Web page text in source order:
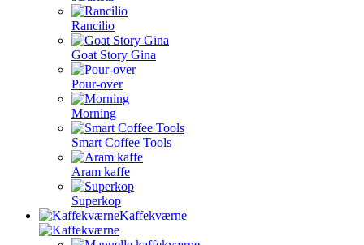
Rancilio
Goat Story Gina
Pour-over
Morning
Smart Coffee Tools
Aram kaffe
Superkop
Kaffekværne